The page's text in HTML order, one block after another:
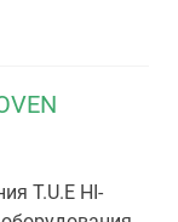
T.U.E HI-